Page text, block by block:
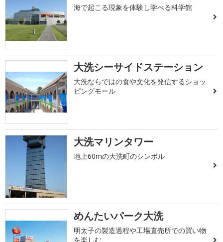
海で起こる現象を体験し学べる科学館
大洗シーサイドステーション
大洗ならではの食や文化を発信するショッ
ピングモール
大洗マリンタワー
地上60mの大洗町のシンボル
めんたいパーク大洗
明太子の製造過程や工場直売所での買い物
を楽しむ